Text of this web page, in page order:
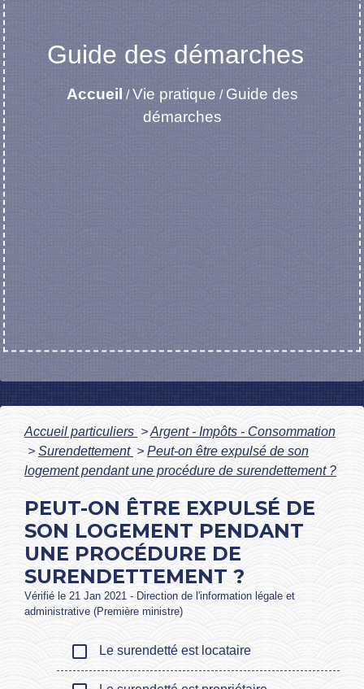
Guide des démarches
Accueil /Vie pratique / Guide des
démarches
Accueil particuliers >Argent - Impôts - Consommation
> Surendettement > Peut-on être expulsé de son
logement pendant une procédure de surendettement ?
PEUT-ON ÊTRE EXPULSÉ DE
SON LOGEMENT PENDANT
UNE PROCÉDURE DE
SURENDETTEMENT ?
Vérifié le 21 Jan 2021 - Direction de l'information légale et
administrative (Première ministre)
check_box_outline_blank Le surendetté est locataire